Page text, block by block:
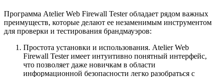
Программа Atelier Web Firewall Tester обладает рядом важных
преимуществ, которые делают ее незаменимым инструментом
для проверки и тестирования брандмауэров:
Простота установки и использования. Atelier Web
Firewall Tester имеет интуитивно понятный интерфейс,
что позволяет даже новичкам в области
информационной безопасности легко разобраться с